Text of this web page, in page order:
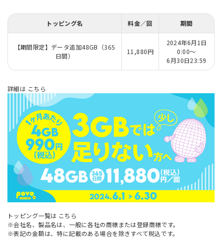
トッピング名 料金／回 期間
【期間限定】データ追加48GB（365
日間）
11,880円
2024年6月1日
0:00～
6月30日23:59
詳細は こちら
トッピング一覧は こちら
※会社名、製品名は、一般に各社の商標または登録商標です。
※表記の金額は、特に記載のある場合を除きすべて税込です。